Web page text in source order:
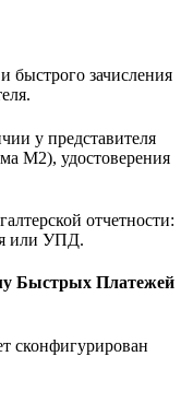
быстрого зачисления
у представителя
M2), удостоверения
отчетности:
или УПД.
Быстрых Платежей
сконфигурирован